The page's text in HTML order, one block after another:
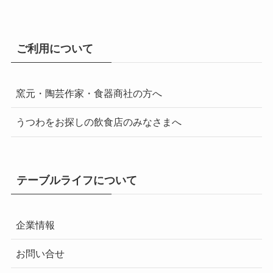
ご利用について
窯元・陶芸作家・食器商社の方へ
うつわをお探しの飲食店のみなさまへ
テーブルライフについて
企業情報
お問い合せ